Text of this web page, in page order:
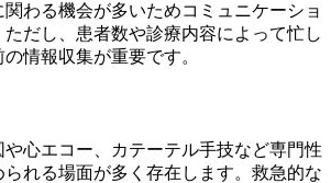
わる機会が多いためコミュニケーショ
だし、患者数や診療内容によって忙し
情報収集が重要です。
心エコー、カテーテル手技など専門性
れる場面が多く存在します。救急的な